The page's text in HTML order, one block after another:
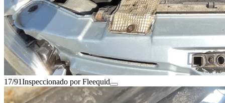
17/91Inspeccionado por Fleequid